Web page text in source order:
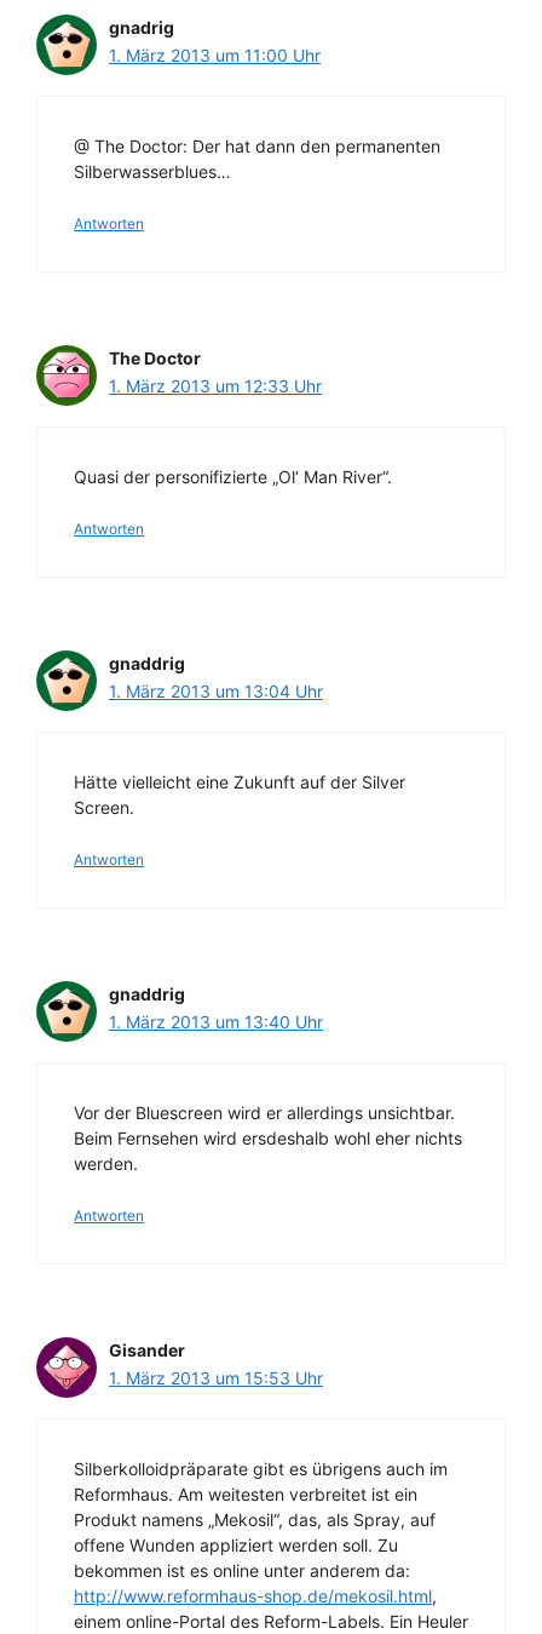
gnadrig
1. März 2013 um 11:00 Uhr
@ The Doctor: Der hat dann den permanenten
Silberwasserblues…
Antworten
The Doctor
1. März 2013 um 12:33 Uhr
Quasi der personifizierte „Ol‘ Man River“.
Antworten
gnaddrig
1. März 2013 um 13:04 Uhr
Hätte vielleicht eine Zukunft auf der Silver
Screen.
Antworten
gnaddrig
1. März 2013 um 13:40 Uhr
Vor der Bluescreen wird er allerdings unsichtbar.
Beim Fernsehen wird ersdeshalb wohl eher nichts
werden.
Antworten
Gisander
1. März 2013 um 15:53 Uhr
Silberkolloidpräparate gibt es übrigens auch im
Reformhaus. Am weitesten verbreitet ist ein
Produkt namens „Mekosil“, das, als Spray, auf
offene Wunden appliziert werden soll. Zu
bekommen ist es online unter anderem da:
http://www.reformhaus-shop.de/mekosil.html,
einem online-Portal des Reform-Labels. Ein Heuler